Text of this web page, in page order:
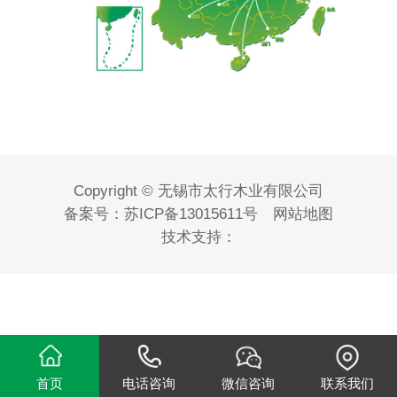
Copyright © 无锡市太行木业有限公司
备案号： 苏ICP备13015611号
网站地图
技术支持：
首页 电话咨询 微信咨询 联系我们